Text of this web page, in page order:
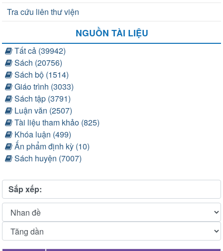
Tra cứu liên thư viện
NGUỒN TÀI LIỆU
Tất cả (39942)
Sách (20756)
Sách bộ (1514)
Giáo trình (3033)
Sách tập (3791)
Luận văn (2507)
Tài liệu tham khảo (825)
Khóa luận (499)
Ấn phẩm định kỳ (10)
Sách huyện (7007)
Sắp xếp: